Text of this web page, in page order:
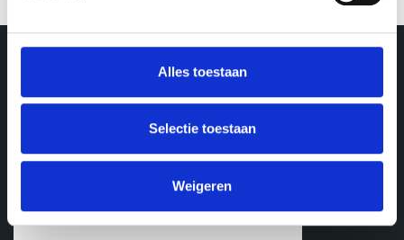
Alles toestaan
Selectie toestaan
Weigeren
+31 (0)85 877 1934
E-mail